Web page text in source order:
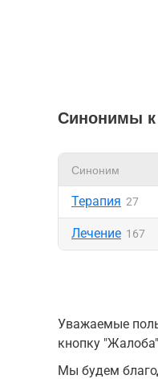
Синонимы к
Синоним
Терапия 27
Лечение 167
Уважаемые
кнопку
Мы будем